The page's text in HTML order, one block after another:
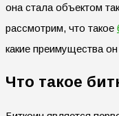
она стала объектом
рассмотрим, что такое
какие преимущества
Что такое